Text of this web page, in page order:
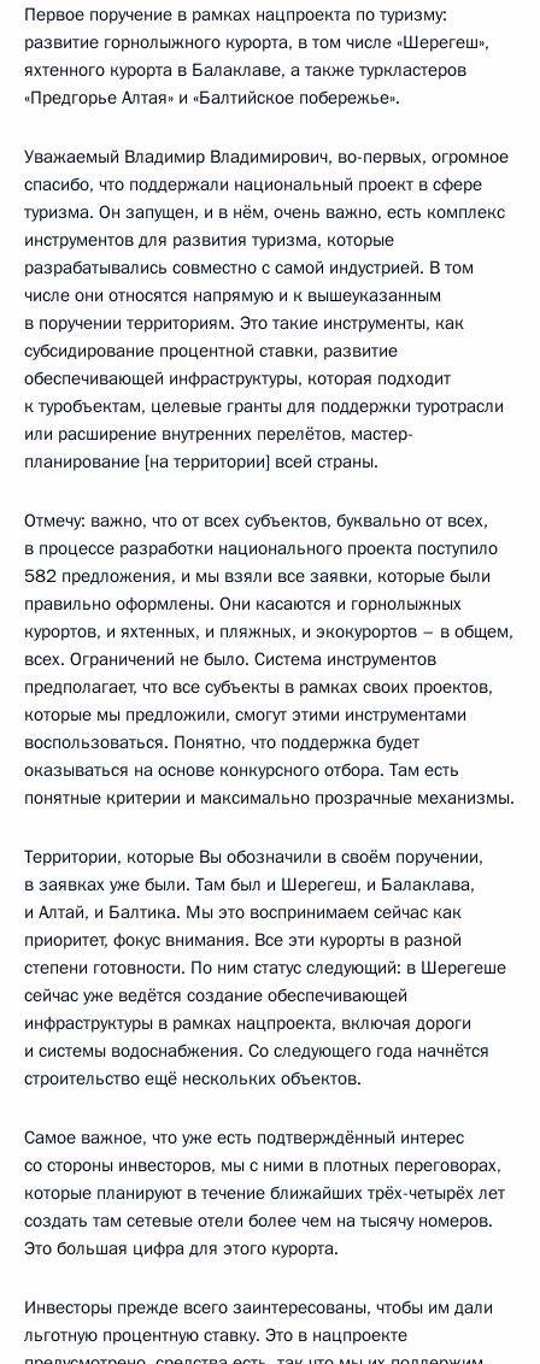
Первое поручение в рамках нацпроекта по туризму:
развитие горнолыжного курорта, в том числе «Шерегеш»,
яхтенного курорта в Балаклаве, а также туркластеров
«Предгорье Алтая» и «Балтийское побережье».
Уважаемый Владимир Владимирович, во-первых, огромное
спасибо, что поддержали национальный проект в сфере
туризма. Он запущен, и в нём, очень важно, есть комплекс
инструментов для развития туризма, которые
разрабатывались совместно с самой индустрией. В том
числе они относятся напрямую и к вышеуказанным
в поручении территориям. Это такие инструменты, как
субсидирование процентной ставки, развитие
обеспечивающей инфраструктуры, которая подходит
к туробъектам, целевые гранты для поддержки туротрасли
или расширение внутренних перелётов, мастер-
планирование [на территории] всей страны.
Отмечу: важно, что от всех субъектов, буквально от всех,
в процессе разработки национального проекта поступило
582 предложения, и мы взяли все заявки, которые были
правильно оформлены. Они касаются и горнолыжных
курортов, и яхтенных, и пляжных, и экокурортов – в общем,
всех. Ограничений не было. Система инструментов
предполагает, что все субъекты в рамках своих проектов,
которые мы предложили, смогут этими инструментами
воспользоваться. Понятно, что поддержка будет
оказываться на основе конкурсного отбора. Там есть
понятные критерии и максимально прозрачные механизмы.
Территории, которые Вы обозначили в своём поручении,
в заявках уже были. Там был и Шерегеш, и Балаклава,
и Алтай, и Балтика. Мы это воспринимаем сейчас как
приоритет, фокус внимания. Все эти курорты в разной
степени готовности. По ним статус следующий: в Шерегеше
сейчас уже ведётся создание обеспечивающей
инфраструктуры в рамках нацпроекта, включая дороги
и системы водоснабжения. Со следующего года начнётся
строительство ещё нескольких объектов.
Самое важное, что уже есть подтверждённый интерес
со стороны инвесторов, мы с ними в плотных переговорах,
которые планируют в течение ближайших трёх-четырёх лет
создать там сетевые отели более чем на тысячу номеров.
Это большая цифра для этого курорта.
Инвесторы прежде всего заинтересованы, чтобы им дали
льготную процентную ставку. Это в нацпроекте